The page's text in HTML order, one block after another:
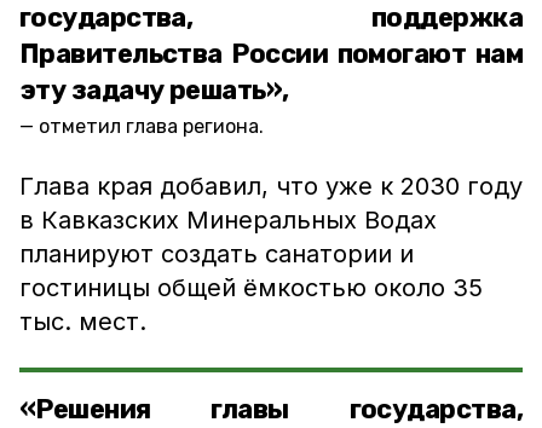
государства, поддержка
Правительства России помогают нам
эту задачу решать»,
отметил глава региона.
Глава края добавил, что уже к 2030 году
в Кавказских Минеральных Водах
планируют создать санатории и
гостиницы общей ёмкостью около 35
тыс. мест.
«Решения главы государства,